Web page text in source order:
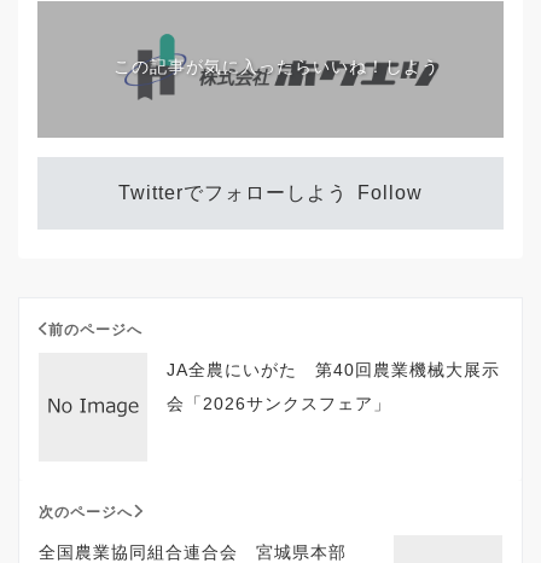
この記事が気に入ったらいいね！しよう
Twitterでフォローしよう Follow
前のページへ
JA全農にいがた 第40回農業機械大展示
会「2026サンクスフェア」
次のページへ
全国農業協同組合連合会 宮城県本部